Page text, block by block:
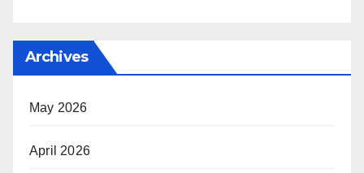
Archives
May 2026
April 2026